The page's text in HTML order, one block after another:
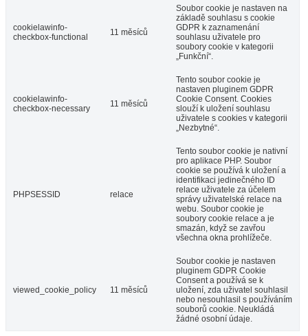
cookielawinfo-
checkbox-functional
11 měsíců
Soubor cookie je nastaven na
základě souhlasu s cookie
GDPR k zaznamenání
souhlasu uživatele pro
soubory cookie v kategorii
„Funkční“.
cookielawinfo-
checkbox-necessary
11 měsíců
Tento soubor cookie je
nastaven pluginem GDPR
Cookie Consent. Cookies
slouží k uložení souhlasu
uživatele s cookies v kategorii
„Nezbytné“.
PHPSESSID relace
Tento soubor cookie je nativní
pro aplikace PHP. Soubor
cookie se používá k uložení a
identifikaci jedinečného ID
relace uživatele za účelem
správy uživatelské relace na
webu. Soubor cookie je
soubory cookie relace a je
smazán, když se zavřou
všechna okna prohlížeče.
viewed_cookie_policy 11 měsíců
Soubor cookie je nastaven
pluginem GDPR Cookie
Consent a používá se k
uložení, zda uživatel souhlasil
nebo nesouhlasil s používáním
souborů cookie. Neukládá
žádné osobní údaje.